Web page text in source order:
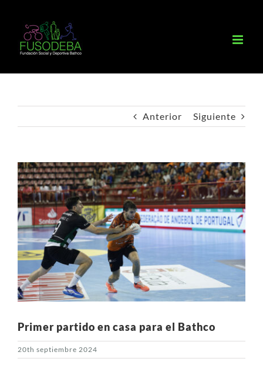
contenido
Anterior Siguiente
Primer partido en casa para el Bathco
20th septiembre 2024